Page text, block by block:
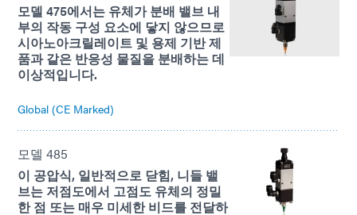
모델 475에서는 유체가 분배 밸브 내
부의 작동 구성 요소에 닿지 않으므로
시아노아크릴레이트 및 용제 기반 제
품과 같은 반응성 물질을 분배하는 데
이상적입니다.
Global (CE Marked)
모델 485
이 공압식, 일반적으로 닫힘, 니들 밸
브는 저점도에서 고점도 유체의 정밀
한 점 또는 매우 미세한 비드를 전달하